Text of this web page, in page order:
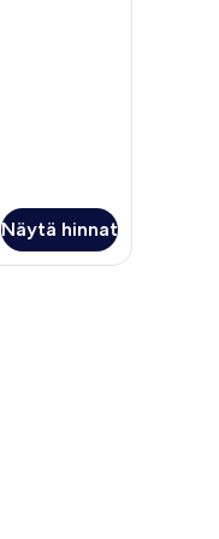
Näytä hinnat